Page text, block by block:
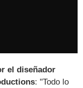
el diseñador
: "Todo lo